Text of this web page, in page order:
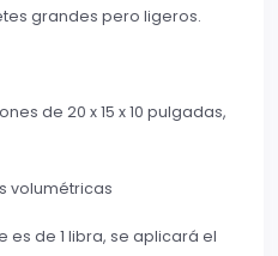
grandes pero ligeros.
de 20 x 15 x 10 pulgadas,
volumétricas
es de 1 libra, se aplicará el